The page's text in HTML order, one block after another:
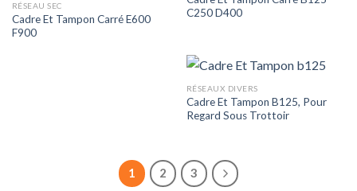
C250 D400
RÉSEAU SEC
Cadre Et Tampon Carré E600
F900
RÉSEAUX DIVERS
Cadre Et Tampon B125, Pour
Regard Sous Trottoir
1 2 3